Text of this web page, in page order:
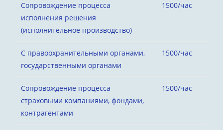
Сопровождение процесса
исполнения решения
(исполнительное производство)
1500/час
С правоохранительными органами,
государственными органами
1500/час
Сопровождение процесса
страховыми компаниями, фондами,
контрагентами
1500/час